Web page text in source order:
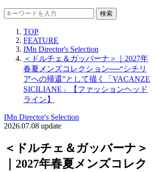
検索
TOP
FEATURE
IMn Director's Selection
＜ドルチェ＆ガッバーナ＞｜2027年
春夏メンズコレクション──“シチリ
アへの帰還”として描く「VACANZE
SICILIANE」【ファッションヘッド
ライン】
IMn Director's Selection
2026.07.08 update
＜ドルチェ＆ガッバーナ＞
｜2027年春夏メンズコレク